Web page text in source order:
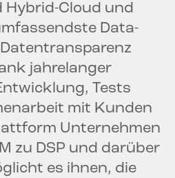
Hybrid-Cloud und
Data-
jahrelanger
Tests
mit Kunden
Unternehmen
zu DSP und darüber
es ihnen, die